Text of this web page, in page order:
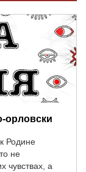
орловски
Родине
не
чувствах, а